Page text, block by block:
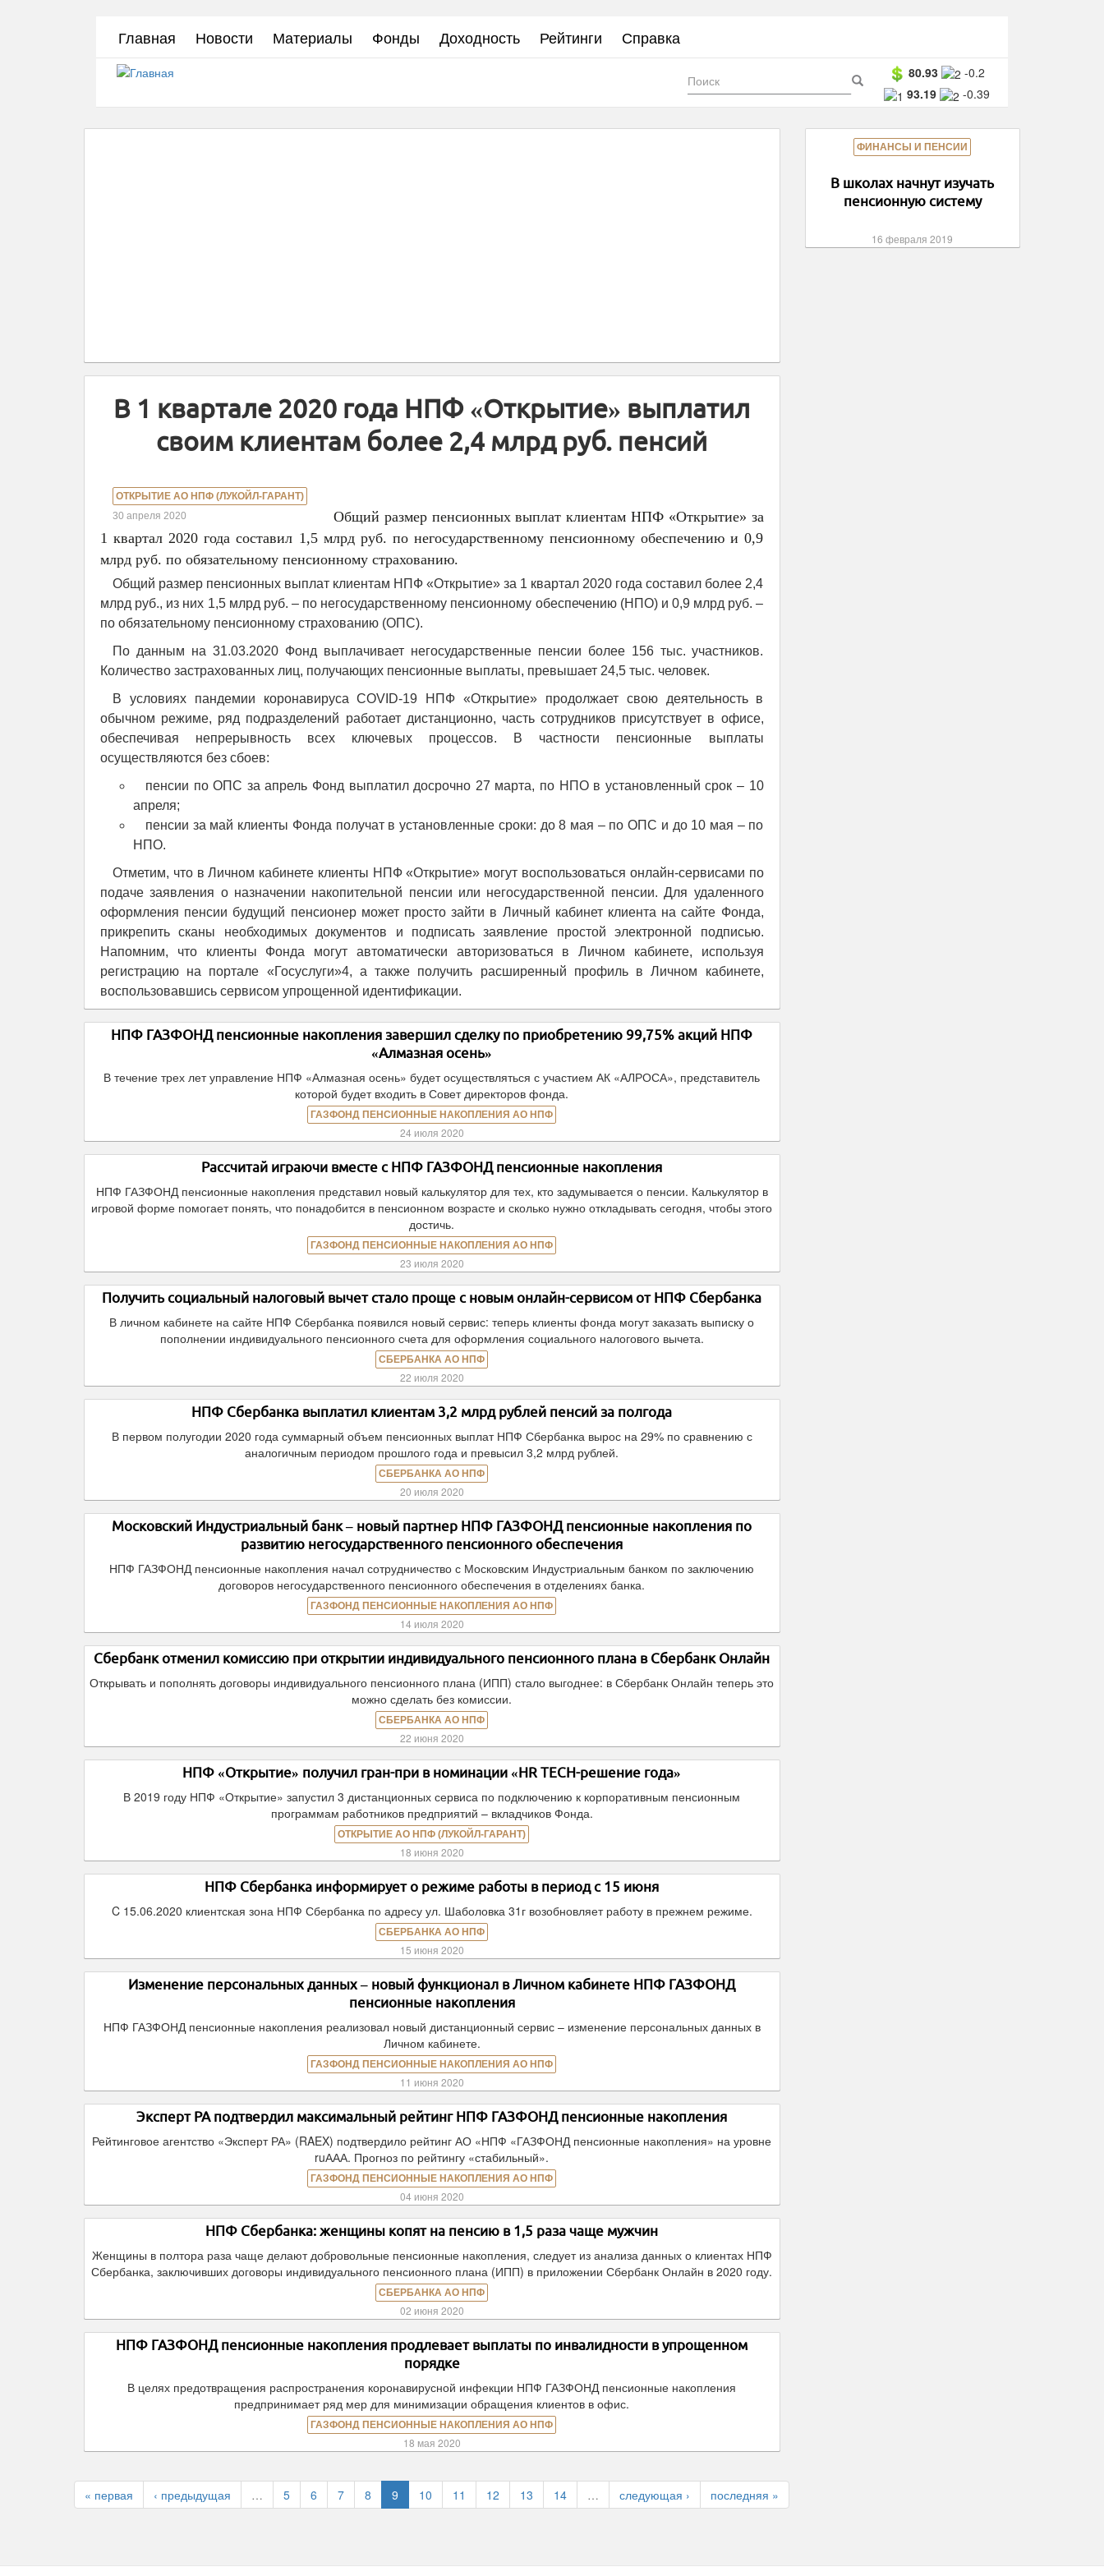
Главная Новости Материалы Фонды Доходность Рейтинги Справка
80.93
-0.2
93.19
-0.39
Форма
поиска Поиск
В 1 квартале 2020 года НПФ «Открытие» выплатил
своим клиентам более 2,4 млрд руб. пенсий
ОТКРЫТИЕ АО НПФ (ЛУКОЙЛ-ГАРАНТ)
30 апреля 2020
Общий размер пенсионных выплат клиентам НПФ «Открытие» за
1 квартал 2020 года составил 1,5 млрд руб. по негосударственному пенсионному обеспечению и 0,9
млрд руб. по обязательному пенсионному страхованию.
Общий размер пенсионных выплат клиентам НПФ «Открытие» за 1 квартал 2020 года составил более 2,4
млрд руб., из них 1,5 млрд руб. – по негосударственному пенсионному обеспечению (НПО) и 0,9 млрд руб. –
по обязательному пенсионному страхованию (ОПС).
По данным на 31.03.2020 Фонд выплачивает негосударственные пенсии более 156 тыс. участников.
Количество застрахованных лиц, получающих пенсионные выплаты, превышает 24,5 тыс. человек.
В условиях пандемии коронавируса COVID-19 НПФ «Открытие» продолжает свою деятельность в
обычном режиме, ряд подразделений работает дистанционно, часть сотрудников присутствует в офисе,
обеспечивая непрерывность всех ключевых процессов. В частности пенсионные выплаты
осуществляются без сбоев:
пенсии по ОПС за апрель Фонд выплатил досрочно 27 марта, по НПО в установленный срок – 10
апреля;
пенсии за май клиенты Фонда получат в установленные сроки: до 8 мая – по ОПС и до 10 мая – по
НПО.
Отметим, что в Личном кабинете клиенты НПФ «Открытие» могут воспользоваться онлайн-сервисами по
подаче заявления о назначении накопительной пенсии или негосударственной пенсии. Для удаленного
оформления пенсии будущий пенсионер может просто зайти в Личный кабинет клиента на сайте Фонда,
прикрепить сканы необходимых документов и подписать заявление простой электронной подписью.
Напомним, что клиенты Фонда могут автоматически авторизоваться в Личном кабинете, используя
регистрацию на портале «Госуслуги»4, а также получить расширенный профиль в Личном кабинете,
воспользовавшись сервисом упрощенной идентификации.
НПФ ГАЗФОНД пенсионные накопления завершил сделку по приобретению 99,75% акций НПФ
«Алмазная осень»
В течение трех лет управление НПФ «Алмазная осень» будет осуществляться с участием АК «АЛРОСА», представитель
которой будет входить в Совет директоров фонда.
ГАЗФОНД ПЕНСИОННЫЕ НАКОПЛЕНИЯ АО НПФ
24 июля 2020
Рассчитай играючи вместе с НПФ ГАЗФОНД пенсионные накопления
НПФ ГАЗФОНД пенсионные накопления представил новый калькулятор для тех, кто задумывается о пенсии. Калькулятор в
игровой форме помогает понять, что понадобится в пенсионном возрасте и сколько нужно откладывать сегодня, чтобы этого
достичь.
ГАЗФОНД ПЕНСИОННЫЕ НАКОПЛЕНИЯ АО НПФ
23 июля 2020
Получить социальный налоговый вычет стало проще с новым онлайн-сервисом от НПФ Сбербанка
В личном кабинете на сайте НПФ Сбербанка появился новый сервис: теперь клиенты фонда могут заказать выписку о
пополнении индивидуального пенсионного счета для оформления социального налогового вычета.
СБЕРБАНКА АО НПФ
22 июля 2020
НПФ Сбербанка выплатил клиентам 3,2 млрд рублей пенсий за полгода
В первом полугодии 2020 года суммарный объем пенсионных выплат НПФ Сбербанка вырос на 29% по сравнению с
аналогичным периодом прошлого года и превысил 3,2 млрд рублей.
СБЕРБАНКА АО НПФ
20 июля 2020
Московский Индустриальный банк – новый партнер НПФ ГАЗФОНД пенсионные накопления по
развитию негосударственного пенсионного обеспечения
НПФ ГАЗФОНД пенсионные накопления начал сотрудничество с Московским Индустриальным банком по заключению
договоров негосударственного пенсионного обеспечения в отделениях банка.
ГАЗФОНД ПЕНСИОННЫЕ НАКОПЛЕНИЯ АО НПФ
14 июля 2020
Сбербанк отменил комиссию при открытии индивидуального пенсионного плана в Сбербанк Онлайн
Открывать и пополнять договоры индивидуального пенсионного плана (ИПП) стало выгоднее: в Сбербанк Онлайн теперь это
можно сделать без комиссии.
СБЕРБАНКА АО НПФ
22 июня 2020
НПФ «Открытие» получил гран-при в номинации «HR TECH-решение года»
В 2019 году НПФ «Открытие» запустил 3 дистанционных сервиса по подключению к корпоративным пенсионным
программам работников предприятий – вкладчиков Фонда.
ОТКРЫТИЕ АО НПФ (ЛУКОЙЛ-ГАРАНТ)
18 июня 2020
НПФ Сбербанка информирует о режиме работы в период с 15 июня
C 15.06.2020 клиентская зона НПФ Сбербанка по адресу ул. Шаболовка 31г возобновляет работу в прежнем режиме.
СБЕРБАНКА АО НПФ
15 июня 2020
Изменение персональных данных – новый функционал в Личном кабинете НПФ ГАЗФОНД
пенсионные накопления
НПФ ГАЗФОНД пенсионные накопления реализовал новый дистанционный сервис – изменение персональных данных в
Личном кабинете.
ГАЗФОНД ПЕНСИОННЫЕ НАКОПЛЕНИЯ АО НПФ
11 июня 2020
Эксперт РА подтвердил максимальный рейтинг НПФ ГАЗФОНД пенсионные накопления
Рейтинговое агентство «Эксперт РА» (RAEX) подтвердило рейтинг АО «НПФ «ГАЗФОНД пенсионные накопления» на уровне
ruААА. Прогноз по рейтингу «стабильный».
ГАЗФОНД ПЕНСИОННЫЕ НАКОПЛЕНИЯ АО НПФ
04 июня 2020
НПФ Сбербанка: женщины копят на пенсию в 1,5 раза чаще мужчин
Женщины в полтора раза чаще делают добровольные пенсионные накопления, следует из анализа данных о клиентах НПФ
Сбербанка, заключивших договоры индивидуального пенсионного плана (ИПП) в приложении Сбербанк Онлайн в 2020 году.
СБЕРБАНКА АО НПФ
02 июня 2020
НПФ ГАЗФОНД пенсионные накопления продлевает выплаты по инвалидности в упрощенном
порядке
В целях предотвращения распространения коронавирусной инфекции НПФ ГАЗФОНД пенсионные накопления
предпринимает ряд мер для минимизации обращения клиентов в офис.
ГАЗФОНД ПЕНСИОННЫЕ НАКОПЛЕНИЯ АО НПФ
18 мая 2020
« первая ‹ предыдущая … 5 6 7 8 9 10 11 12 13 14 … следующая › последняя »
ФИНАНСЫ И ПЕНСИИ
В школах начнут изучать
пенсионную систему
16 февраля 2019